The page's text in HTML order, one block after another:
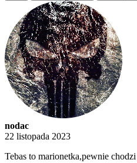
nodac
22 listopada 2023
Tebas to marionetka,pewnie